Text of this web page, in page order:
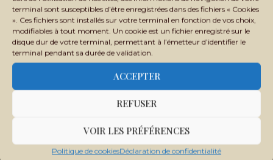
terminal sont susceptibles d’être enregistrées dans des fichiers « Cookies
». Ces fichiers sont installés sur votre terminal en fonction de vos choix,
modifiables à tout moment. Un cookie est un fichier enregistré sur le
disque dur de votre terminal, permettant à l’émetteur d’identifier le
terminal pendant sa durée de validation.
ACCEPTER
REFUSER
VOIR LES PRÉFÉRENCES
Politique de cookiesDéclaration de confidentialité
Biennale Artistique et Culturelle :
Tombouctou accueille la grande messe des
arts